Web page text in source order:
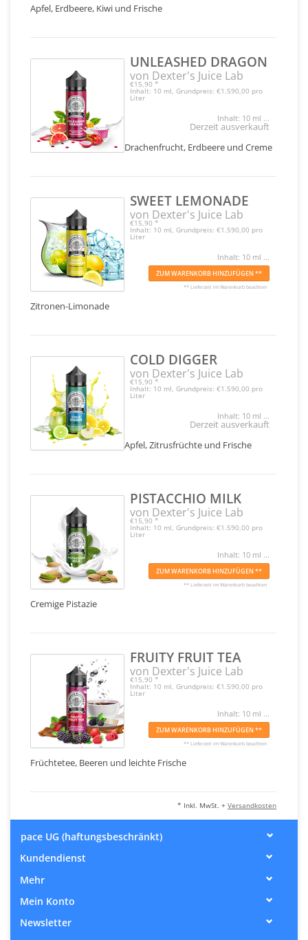
Apfel, Erdbeere, Kiwi und Frische
UNLEASHED DRAGON
von Dexter's Juice Lab
€15,90 *
Inhalt: 10 ml, Grundpreis: €1.590,00 pro
Liter
Inhalt: 10 ml ...
Derzeit ausverkauft
Drachenfrucht, Erdbeere und Creme
SWEET LEMONADE
von Dexter's Juice Lab
€15,90 *
Inhalt: 10 ml, Grundpreis: €1.590,00 pro
Liter
Inhalt: 10 ml ...
ZUM WARENKORB HINZUFÜGEN **
** Lieferzeit im Warenkorb beachten
Zitronen-Limonade
COLD DIGGER
von Dexter's Juice Lab
€15,90 *
Inhalt: 10 ml, Grundpreis: €1.590,00 pro
Liter
Inhalt: 10 ml ...
Derzeit ausverkauft
Apfel, Zitrusfrüchte und Frische
PISTACCHIO MILK
von Dexter's Juice Lab
€15,90 *
Inhalt: 10 ml, Grundpreis: €1.590,00 pro
Liter
Inhalt: 10 ml ...
ZUM WARENKORB HINZUFÜGEN **
** Lieferzeit im Warenkorb beachten
Cremige Pistazie
FRUITY FRUIT TEA
von Dexter's Juice Lab
€15,90 *
Inhalt: 10 ml, Grundpreis: €1.590,00 pro
Liter
Inhalt: 10 ml ...
ZUM WARENKORB HINZUFÜGEN **
** Lieferzeit im Warenkorb beachten
Früchtetee, Beeren und leichte Frische
* Inkl. MwSt. + Versandkosten
pace UG (haftungsbeschränkt)
Kundendienst
Mehr
Mein Konto
Newsletter